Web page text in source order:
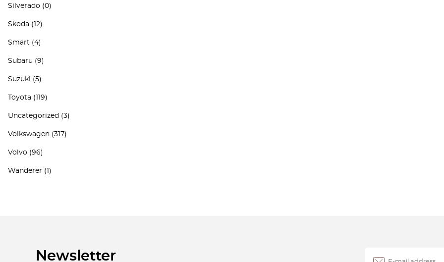
Silverado (0)
Skoda (12)
Smart (4)
Subaru (9)
Suzuki (5)
Toyota (119)
Uncategorized (3)
Volkswagen (317)
Volvo (96)
Wanderer (1)
Newsletter